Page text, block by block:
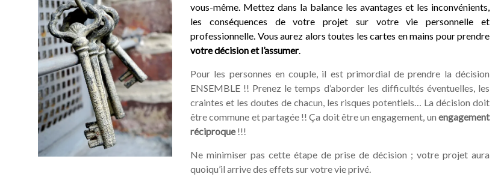
vous-même. Mettez dans la balance les avantages et les inconvénients,
les conséquences de votre projet sur votre vie personnelle et
professionnelle. Vous aurez alors toutes les cartes en mains pour prendre
votre décision et l’assumer.
Pour les personnes en couple, il est primordial de prendre la décision
ENSEMBLE !! Prenez le temps d’aborder les difficultés éventuelles, les
craintes et les doutes de chacun, les risques potentiels… La décision doit
être commune et partagée !! Ça doit être un engagement, un engagement
réciproque!!!
Ne minimiser pas cette étape de prise de décision ; votre projet aura
quoiqu’il arrive des effets sur votre vie privé.